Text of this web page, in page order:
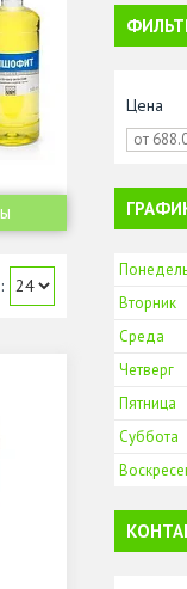
Цена
Вторник
Среда
Четверг
Пятница
Суббота